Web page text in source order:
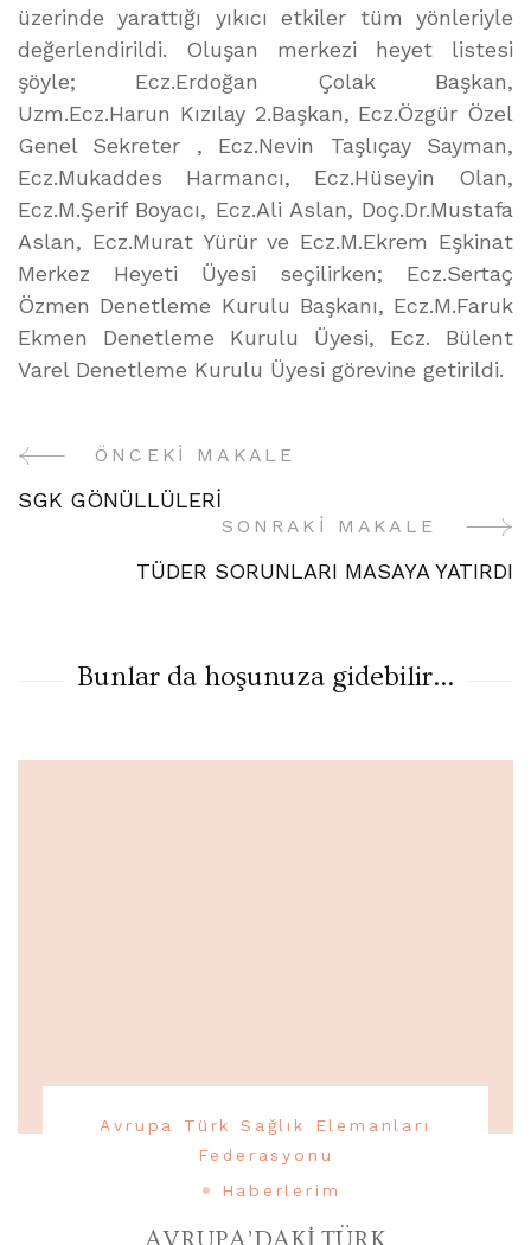
üzerinde yarattığı yıkıcı etkiler tüm yönleriyle
değerlendirildi. Oluşan merkezi heyet listesi
şöyle; Ecz.Erdoğan Çolak Başkan,
Uzm.Ecz.Harun Kızılay 2.Başkan, Ecz.Özgür Özel
Genel Sekreter , Ecz.Nevin Taşlıçay Sayman,
Ecz.Mukaddes Harmancı, Ecz.Hüseyin Olan,
Ecz.M.Şerif Boyacı, Ecz.Ali Aslan, Doç.Dr.Mustafa
Aslan, Ecz.Murat Yürür ve Ecz.M.Ekrem Eşkinat
Merkez Heyeti Üyesi seçilirken; Ecz.Sertaç
Özmen Denetleme Kurulu Başkanı, Ecz.M.Faruk
Ekmen Denetleme Kurulu Üyesi, Ecz. Bülent
Varel Denetleme Kurulu Üyesi görevine getirildi.
YazıÖNCEKI MAKALE
SGK GÖNÜLLÜLERİ
SONRAKI MAKALE
TÜDER SORUNLARI MASAYA YATIRDI
Bunlar da hoşunuza gidebilir...
Avrupa Türk Sağlık Elemanları
Federasyonu
Haberlerim